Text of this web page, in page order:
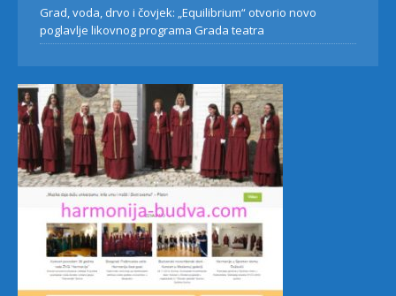
Grad, voda, drvo i čovjek: „Equilibrium“ otvorio novo
poglavlje likovnog programa Grada teatra